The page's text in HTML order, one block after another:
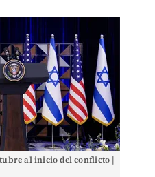
al inicio del conflicto |